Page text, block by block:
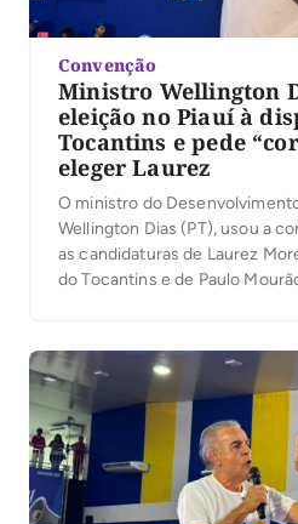
Convenção
Ministro Wellington
eleição no Piauí à
Tocantins e pede
eleger Laurez
O ministro do
Wellington Dias (PT), usou a
as candidaturas de Laurez
do Tocantins e de Paulo
4, em Palmas, ele afirmou que